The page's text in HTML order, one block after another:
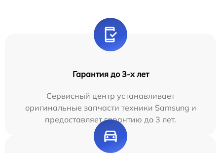
Гарантия до 3-х лет
Сервисный центр устанавливает
оригинальные запчасти техники Samsung и
предоставляет гарантию до 3 лет.